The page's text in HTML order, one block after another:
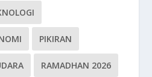
PIKIRAN
RAMADHAN 2026